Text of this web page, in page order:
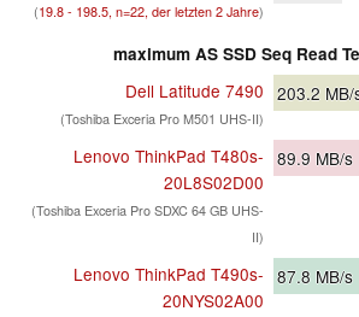
(19.8 - 198.5, n=22, der letzten 2 Jahre)
maximum AS SSD Seq Read
Dell Latitude 7490
(Toshiba Exceria Pro M501 UHS-II)
203.2 MB/
Lenovo ThinkPad T480s-
20L8S02D00
(Toshiba Exceria Pro SDXC 64 GB UHS-
II)
89.9 MB/s
Lenovo ThinkPad T490s-
20NYS02A00
87.8 MB/s